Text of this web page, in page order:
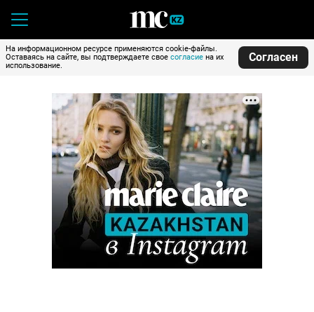
На информационном ресурсе применяются cookie-файлы.
Оставаясь на сайте, вы подтверждаете свое согласие на их
использование.
Согласен